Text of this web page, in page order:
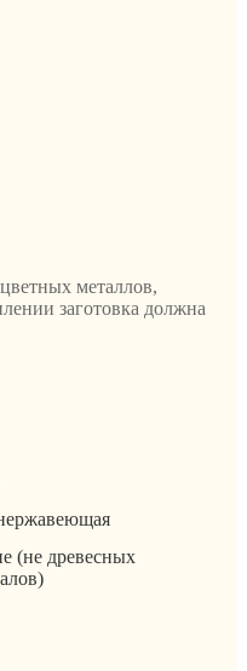
металлов,
заготовка должна
(не древесных